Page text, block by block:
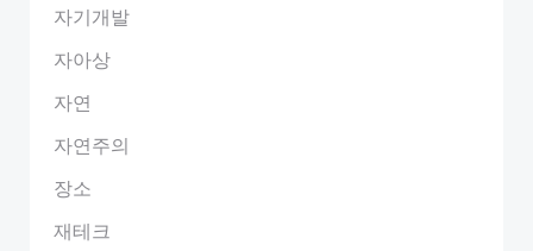
자기개발
자아상
자연
자연주의
장소
재테크